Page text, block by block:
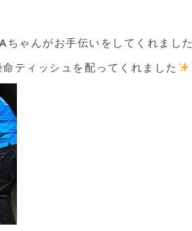
ゃんがお手伝いをしてくれました
ティッシュを配ってくれました